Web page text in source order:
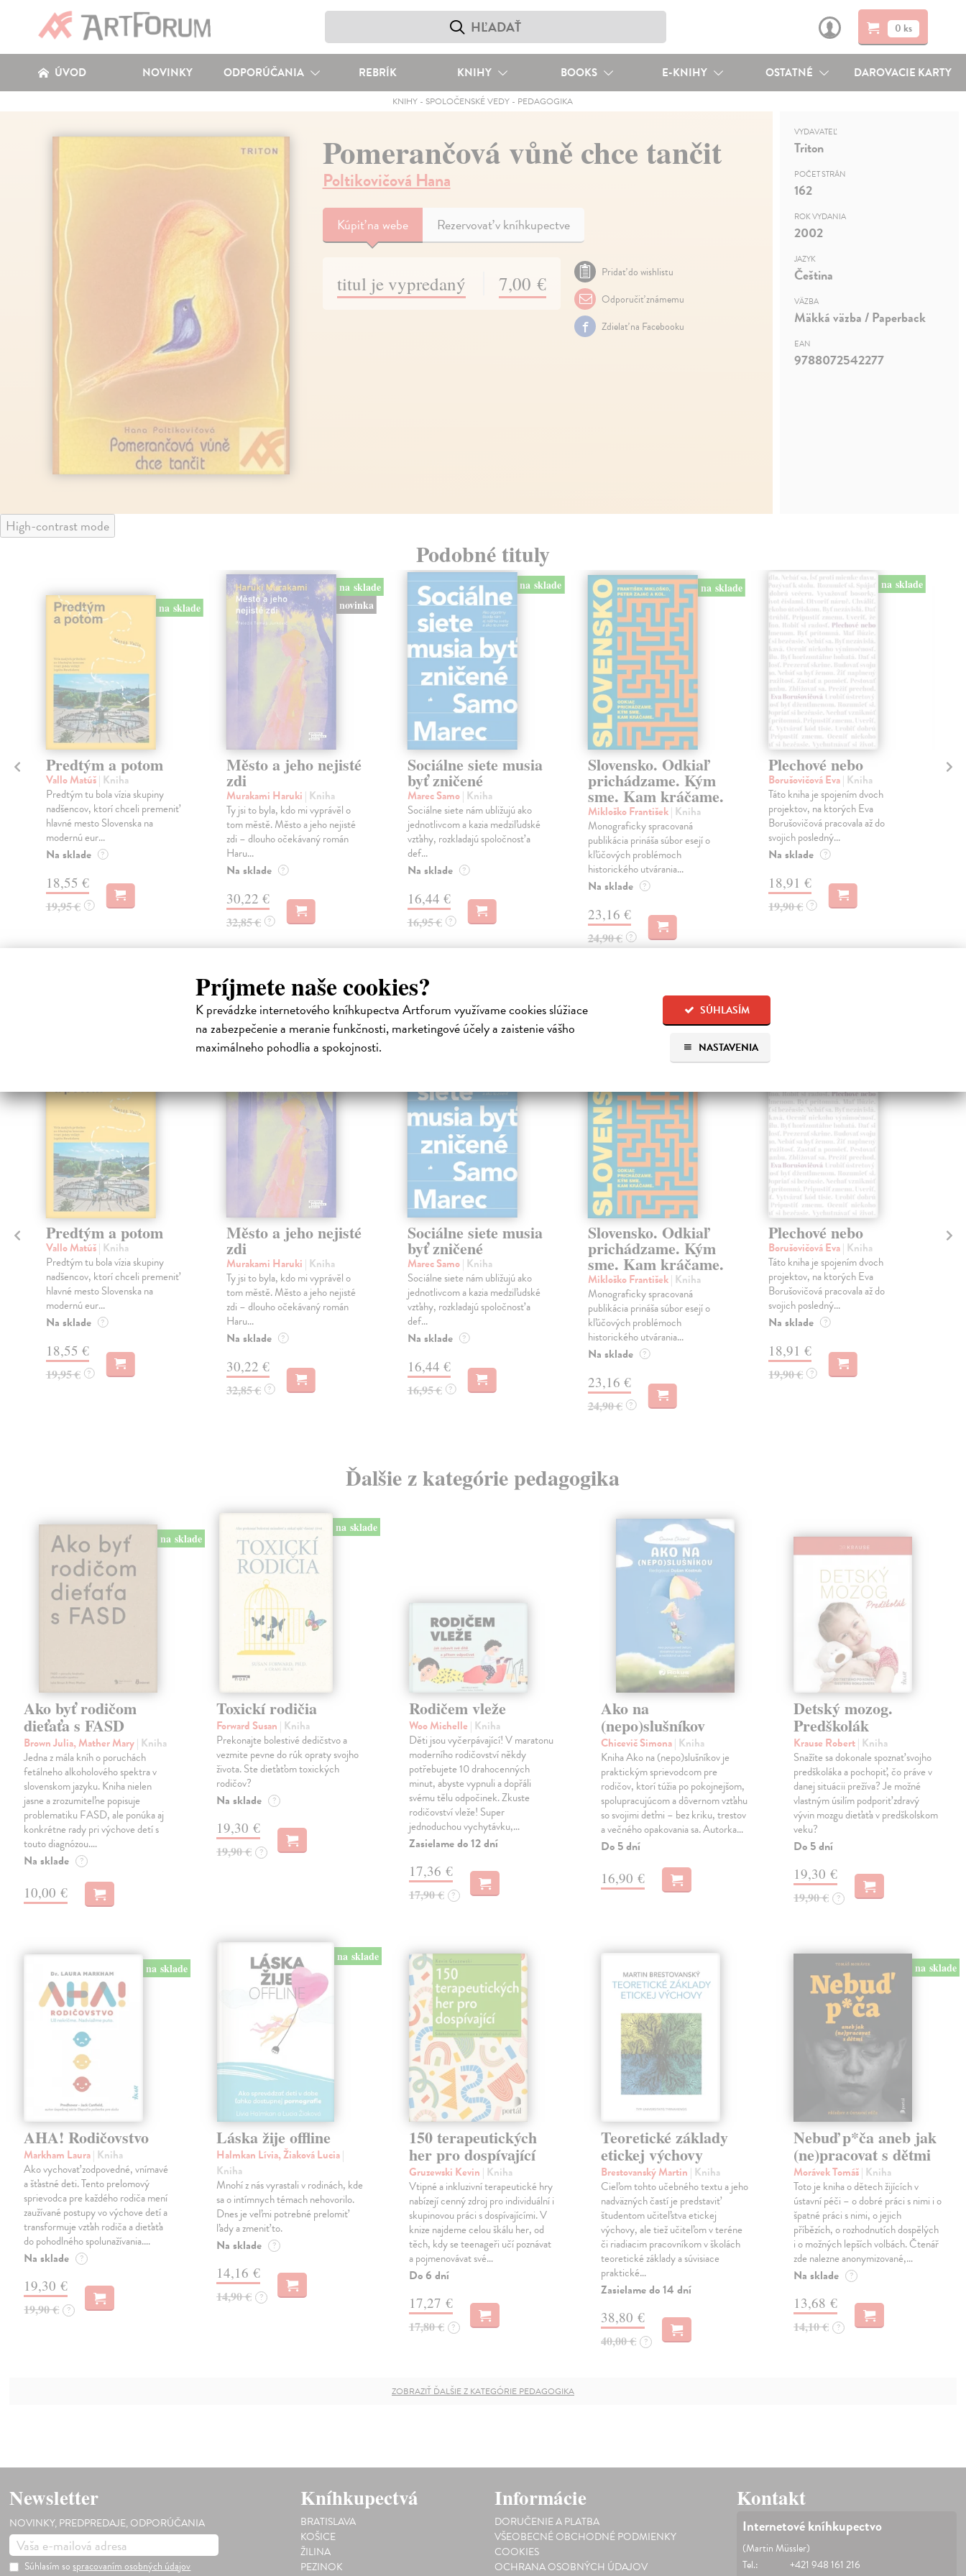
Príjmete naše cookies?
K prevádzke internetového kníhkupectva Artforum využívame cookies slúžiace
na zabezpečenie a meranie funkčnosti, marketingové účely a zaistenie vášho
maximálneho pohodlia a spokojnosti.
SÚHLASÍM
NASTAVENIA
0 ks
ÚVOD NOVINKY ODPORÚČANIA REBRÍK KNIHY BOOKS E-KNIHY OSTATNÉ DAROVACIE KARTY
KNIHY - SPOLOČENSKÉ VEDY - PEDAGOGIKA
Pomerančová vůně chce tančit
Poltikovičová Hana
Kúpiťna webe Rezervovať v kníhkupectve
titul je vypredaný 7,00 €
Pridať do wishlistu
Odporučiť známemu
Zdielať na Facebooku
VYDAVATEĽ
Triton
POČET STRÁN
162
ROK VYDANIA
2002
JAZYK
Čeština
VÄZBA
Mäkká väzba / Paperback
EAN
9788072542277
High-contrast mode
Podobné tituly
na sklade
Predtým a potom
Vallo Matúš| Kniha
Predtým tu bola vízia skupiny
nadšencov, ktorí chceli premeniť
hlavné mesto Slovenska na
modernú eur...
Na sklade ?
18,55 €
19,95 € ?
na sklade
novinka
Město a jeho nejisté
zdi
Murakami Haruki | Kniha
Ty jsi to byla, kdo mi vyprávěl o
tom městě. Město a jeho nejisté
zdi – dlouho očekávaný román
Haru...
Na sklade ?
30,22 €
32,85 € ?
na sklade
Sociálne siete musia
byť zničené
Marec Samo| Kniha
Sociálne siete nám ubližujú ako
jednotlivcom a kazia medziľudské
vzťahy, rozkladajú spoločnosť a
def...
Na sklade ?
16,44 €
16,95 € ?
na sklade
Slovensko. Odkiaľ
prichádzame. Kým
sme. Kam kráčame.
Mikloško František| Kniha
Monograficky spracovaná
publikácia prináša súbor esejí o
kľúčových problémoch
historického utvárania...
Na sklade ?
23,16 €
24,90 € ?
na sklade
Plechové nebo
Borušovičová Eva| Kniha
Táto kniha je spojením dvoch
projektov, na ktorých Eva
Borušovičová pracovala až do
svojich posledný...
Na sklade ?
18,91 €
19,90 € ?
Čitatelia s podobným vkusom si kúpili aj:
Predtým a potom
Vallo Matúš| Kniha
Predtým tu bola vízia skupiny
nadšencov, ktorí chceli premeniť
hlavné mesto Slovenska na
modernú eur...
Na sklade ?
18,55 €
19,95 € ?
na sklade
Město a jeho nejisté
zdi
Murakami Haruki | Kniha
Ty jsi to byla, kdo mi vyprávěl o
tom městě. Město a jeho nejisté
zdi – dlouho očekávaný román
Haru...
Na sklade ?
30,22 €
32,85 € ?
Sociálne siete musia
byť zničené
Marec Samo| Kniha
Sociálne siete nám ubližujú ako
jednotlivcom a kazia medziľudské
vzťahy, rozkladajú spoločnosť a
def...
Na sklade ?
16,44 €
16,95 € ?
na sklade
Slovensko. Odkiaľ
prichádzame. Kým
sme. Kam kráčame.
Mikloško František| Kniha
Monograficky spracovaná
publikácia prináša súbor esejí o
kľúčových problémoch
historického utvárania...
Na sklade ?
23,16 €
24,90 € ?
Plechové nebo
Borušovičová Eva| Kniha
Táto kniha je spojením dvoch
projektov, na ktorých Eva
Borušovičová pracovala až do
svojich posledný...
Na sklade ?
18,91 €
19,90 € ?
Ďalšie z kategórie pedagogika
na sklade
Ako byť rodičom
dieťaťa s FASD
Brown Julia, Mather Mary| Kniha
Jedna z mála kníh o poruchách
fetálneho alkoholového spektra v
slovenskom jazyku. Kniha nielen
jasne a zrozumiteľne popisuje
problematiku FASD, ale ponúka aj
konkrétne rady pri výchove detí s
touto diagnózou.…
Na sklade ?
10,00 €
na sklade
Toxickí rodičia
Forward Susan | Kniha
Prekonajte bolestivé dedičstvo a
vezmite pevne do rúk opraty svojho
života. Ste dieťaťom toxických
rodičov?
Na sklade ?
19,30 €
19,90 € ?
Rodičem vleže
Woo Michelle | Kniha
Děti jsou vyčerpávající! V maratonu
moderního rodičovství někdy
potřebujete 10 drahocenných
minut, abyste vypnuli a dopřáli
svému tělu odpočinek. Zkuste
rodičovství vleže! Super
jednoduchou vychytávku,…
Zasielame do 12 dní
17,36 €
17,90 € ?
Ako na
(nepo)slušníkov
Chicevič Simona| Kniha
Kniha Ako na (nepo)slušníkov je
praktickým sprievodcom pre
rodičov, ktorí túžia po pokojnejšom,
spolupracujúcom a dôvernom vzťahu
so svojimi deťmi – bez kriku, trestov
a večného opakovania sa. Autorka…
Do 5 dní
16,90 €
Detský mozog.
Predškolák
Krause Robert| Kniha
Snažíte sa dokonale spoznať svojho
predškoláka a pochopiť, čo práve v
danej situácii prežíva? Je možné
vlastným úsilím podporiť zdravý
vývin mozgu dieťaťa v predškolskom
veku?
Do 5 dní
19,30 €
19,90 € ?
na sklade
AHA! Rodičovstvo
Markham Laura| Kniha
Ako vychovať zodpovedné, vnímavé
a šťastné deti. Tento prelomový
sprievodca pre každého rodiča mení
zaužívané postupy vo výchove detí a
transformuje vzťah rodiča a dieťaťa
do pohodlného spolunažívania.…
Na sklade ?
19,30 €
19,90 € ?
na sklade
Láska žije offline
Halmkan Lívia, Žiaková Lucia|
Kniha
Mnohí z nás vyrastali v rodinách, kde
sa o intímnych témach nehovorilo.
Dnes je veľmi potrebné prelomiť
ľady a zmeniť to.
Na sklade ?
14,16 €
14,90 € ?
150 terapeutických
her pro dospívající
Gruzewski Kevin | Kniha
Vtipné a inkluzivní terapeutické hry
nabízejí cenný zdroj pro individuální i
skupinovou práci s dospívajícími. V
knize najdeme celou škálu her, od
těch, kdy se teenageři učí poznávat
a pojmenovávat své…
Do 6 dní
17,27 €
17,80 € ?
Teoretické základy
etickej výchovy
Brestovanský Martin | Kniha
Cieľom tohto učebného textu a jeho
nadväzných častí je predstaviť
študentom učiteľstva etickej
výchovy, ale tiež učiteľom v teréne
či riadiacim pracovníkom v školách
teoretické základy a súvisiace
praktické…
Zasielame do 14 dní
38,80 €
40,00 € ?
na sklade
Nebuď p*ča aneb jak
(ne)pracovat s dětmi
Morávek Tomáš| Kniha
Toto je kniha o dětech žijících v
ústavní péči – o dobré práci s nimi i o
špatné práci s nimi, o jejich
příbězích, o rozhodnutích dospělých
i o možných lepších volbách. Čtenář
zde nalezne anonymizované,…
Na sklade ?
13,68 €
14,10 € ?
ZOBRAZIŤ ĎALŠIE Z KATEGÓRIE PEDAGOGIKA
Newsletter
NOVINKY, PREDPREDAJE, ODPORÚČANIA
Súhlasím sospracovaním osobných údajov
Kníhkupectvá
BRATISLAVA
KOŠICE
ŽILINA
PEZINOK
Informácie
DORUČENIE A PLATBA
VŠEOBECNÉ OBCHODNÉ PODMIENKY
COOKIES
OCHRANA OSOBNÝCH ÚDAJOV
Kontakt
Internetové kníhkupectvo
(Martin Müssler)
Tel.:
+421 948 161 216